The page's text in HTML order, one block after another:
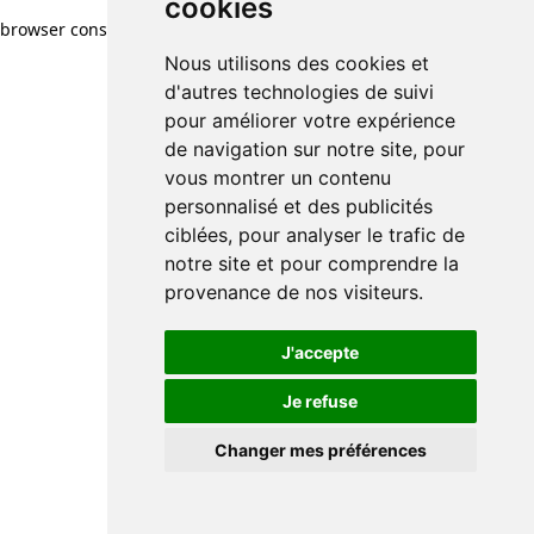
cookies
Nous utilisons des cookies et
d'autres technologies de suivi
pour améliorer votre expérience
de navigation sur notre site, pour
vous montrer un contenu
personnalisé et des publicités
ciblées, pour analyser le trafic de
notre site et pour comprendre la
provenance de nos visiteurs.
J'accepte
Je refuse
Changer mes préférences
browser console for more information)